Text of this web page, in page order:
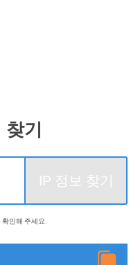
기
IP 정보 찾기
인해 주세요.